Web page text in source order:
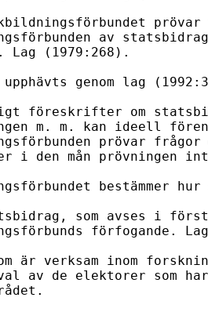
av
Lag (1979:268).
genom lag
föreskrifter om
m. m. kan ideell
prövar
i den mån prövningen
bestämmer
som avses i
förfogande.
är verksam inom
av de elektorer som